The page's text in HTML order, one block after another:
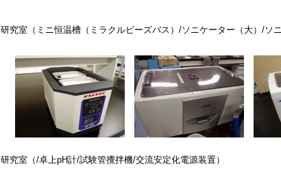
研究室（ミニ恒温槽（ミラクルビーズバス）/ソニケーター（大）/ソ
研究室（/卓上pH計/試験管攪拌機/交流安定化電源装置）